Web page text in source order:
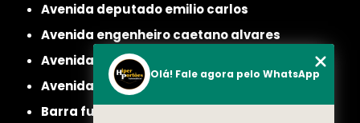
avenida deputado emilio carlos
avenida engenheiro caetano alvares
avenida imirin
avenida inajar de souza
barra funda
Olá! Fale agora pelo WhatsApp